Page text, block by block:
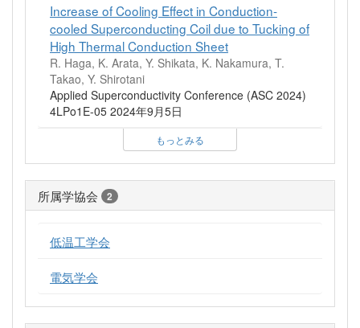
Increase of Cooling Effect in Conduction-
cooled Superconducting Coil due to Tucking of
High Thermal Conduction Sheet
R. Haga, K. Arata, Y. Shikata, K. Nakamura, T.
Takao, Y. Shirotani
Applied Superconductivity Conference (ASC 2024)
4LPo1E-05 2024年9月5日
もっとみる
所属学協会 2
低温工学会
電気学会